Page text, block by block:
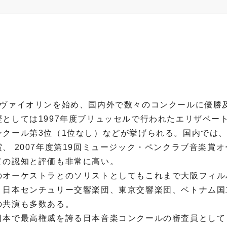
ァイオリンを始め、国内外で数々のコンクールに優勝
としては1997年度ブリュッセルで行われたエリザベー
クール第3位（1位なし）などが挙げられる。国内では
、 2007年度第19回ミュージック・ペンクラブ音楽賞
認知と評価も非常に高い。
オーケストラとのソリストとしてもこれまで大阪フィ
日本センチュリー交響楽団、東京交響楽団、ベトナム
演も多数ある。
本で最高権威を誇る日本音楽コンクールの審査員とし